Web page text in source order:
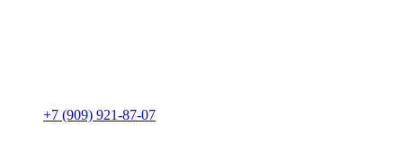
+7 (909) 921-87-07